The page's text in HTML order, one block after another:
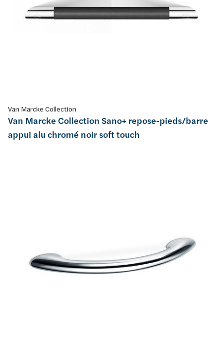
Van Marcke Collection
Van Marcke Collection Sano+ repose-pieds/barre
appui alu chromé noir soft touch